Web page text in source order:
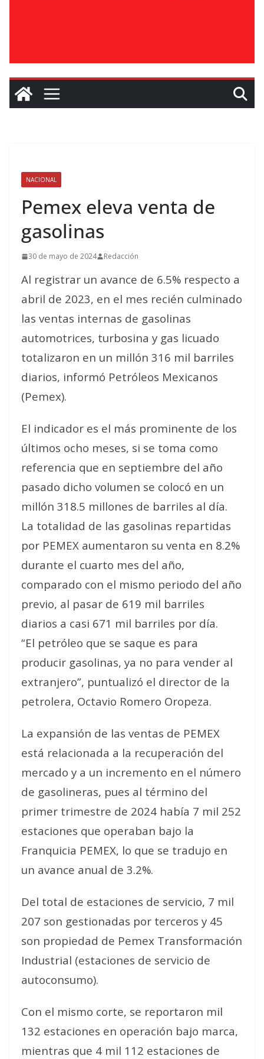
NACIONAL
Pemex eleva venta de
gasolinas
30 de mayo de 2024 Redacción
Al registrar un avance de 6.5% respecto a
abril de 2023, en el mes recién culminado
las ventas internas de gasolinas
automotrices, turbosina y gas licuado
totalizaron en un millón 316 mil barriles
diarios, informó Petróleos Mexicanos
(Pemex).
El indicador es el más prominente de los
últimos ocho meses, si se toma como
referencia que en septiembre del año
pasado dicho volumen se colocó en un
millón 318.5 millones de barriles al día.
La totalidad de las gasolinas repartidas
por PEMEX aumentaron su venta en 8.2%
durante el cuarto mes del año,
comparado con el mismo periodo del año
previo, al pasar de 619 mil barriles
diarios a casi 671 mil barriles por día.
“El petróleo que se saque es para
producir gasolinas, ya no para vender al
extranjero”, puntualizó el director de la
petrolera, Octavio Romero Oropeza.
La expansión de las ventas de PEMEX
está relacionada a la recuperación del
mercado y a un incremento en el número
de gasolineras, pues al término del
primer trimestre de 2024 había 7 mil 252
estaciones que operaban bajo la
Franquicia PEMEX, lo que se tradujo en
un avance anual de 3.2%.
Del total de estaciones de servicio, 7 mil
207 son gestionadas por terceros y 45
son propiedad de Pemex Transformación
Industrial (estaciones de servicio de
autoconsumo).
Con el mismo corte, se reportaron mil
132 estaciones en operación bajo marca,
mientras que 4 mil 112 estaciones de